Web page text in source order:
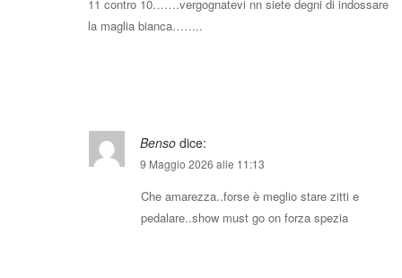
11 contro 10…….vergognatevi nn siete degni di indossare
la maglia bianca……..
Benso dice:
9 Maggio 2026 alle 11:13
Che amarezza..forse è meglio stare zitti e
pedalare..show must go on forza spezia